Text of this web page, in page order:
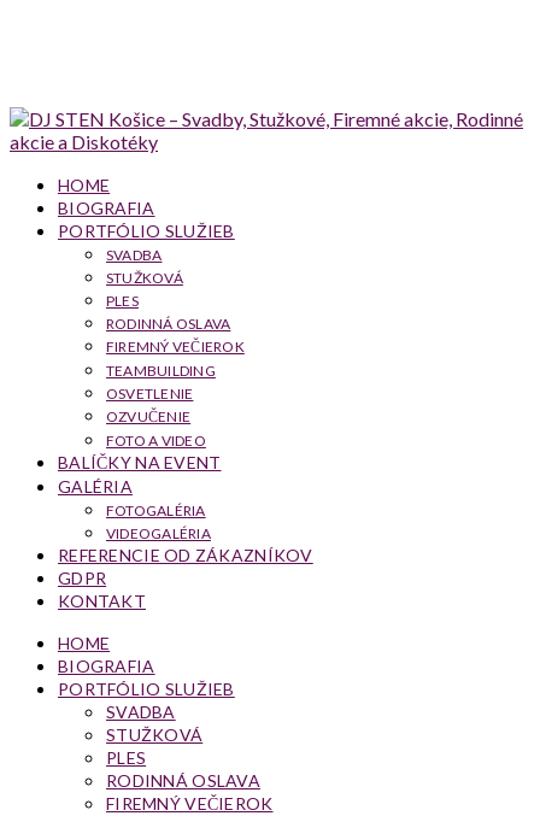
HOME
BIOGRAFIA
PORTFÓLIO SLUŽIEB
SVADBA
STUŽKOVÁ
PLES
RODINNÁ OSLAVA
FIREMNÝ VEČIEROK
TEAMBUILDING
OSVETLENIE
OZVUČENIE
FOTO A VIDEO
BALÍČKY NA EVENT
GALÉRIA
FOTOGALÉRIA
VIDEOGALÉRIA
REFERENCIE OD ZÁKAZNÍKOV
GDPR
KONTAKT
HOME
BIOGRAFIA
PORTFÓLIO SLUŽIEB
SVADBA
STUŽKOVÁ
PLES
RODINNÁ OSLAVA
FIREMNÝ VEČIEROK